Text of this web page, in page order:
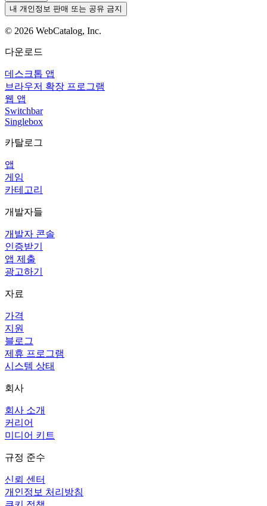
내 개인정보 판매 또는 공유 금지
© 2026 WebCatalog, Inc.
다운로드
데스크톱 앱
브라우저 확장 프로그램
웹 앱
Switchbar
Singlebox
카탈로그
앱
게임
카테고리
개발자들
개발자 콘솔
인증받기
앱 제출
광고하기
자료
가격
지원
블로그
제휴 프로그램
시스템 상태
회사
회사 소개
커리어
미디어 키트
규정 준수
신뢰 센터
개인정보 처리방침